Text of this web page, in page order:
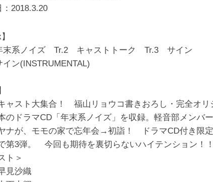
2018.3.20
末系ノイズ Tr.2 キャストトーク Tr.3 サイン
ン(INSTRUMENTAL)
ャスト大集合！ 福山リョウコ書きおろし・完全オリ
のドラマCD「年末系ノイズ」を収録。軽音部メンバ
ナが、モモの家で忘年会→初詣！ ドラマCD付き限
第3弾。 今回も期待を裏切らないハイテンション！
ト＞
見沙織